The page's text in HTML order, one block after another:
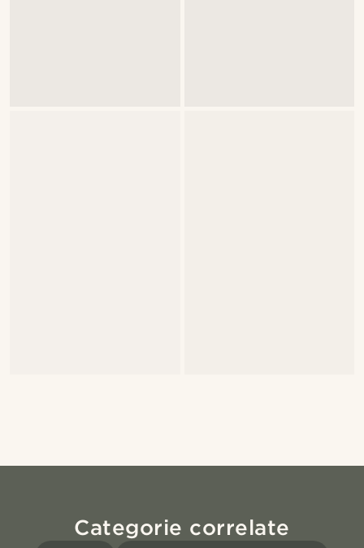
Categorie correlate